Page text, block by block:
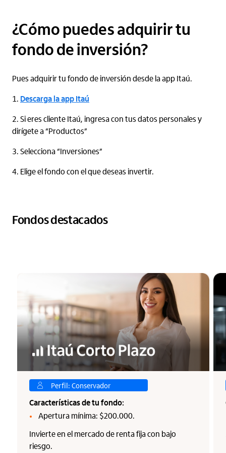
¿Cómo puedes adquirir tu
fondo de inversión?
Pues adquirir tu fondo de inversión desde la app Itaú.
Descarga la app Itaú​
Si eres cliente Itaú, ingresa con tus datos personales y
dirígete a “Productos”​
Selecciona “Inversiones”​
Elige el fondo con el que deseas invertir.​
Fondos destacados
Perfil: Conservador
Características de tu fondo:
Apertura mínima: $200.000.
Invierte en el mercado de renta fija con bajo
riesgo.